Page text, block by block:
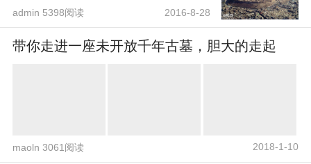
admin 5398阅读 2016-8-28
带你走进一座未开放千年古墓，胆大的走起
maoln 3061阅读 2018-1-10